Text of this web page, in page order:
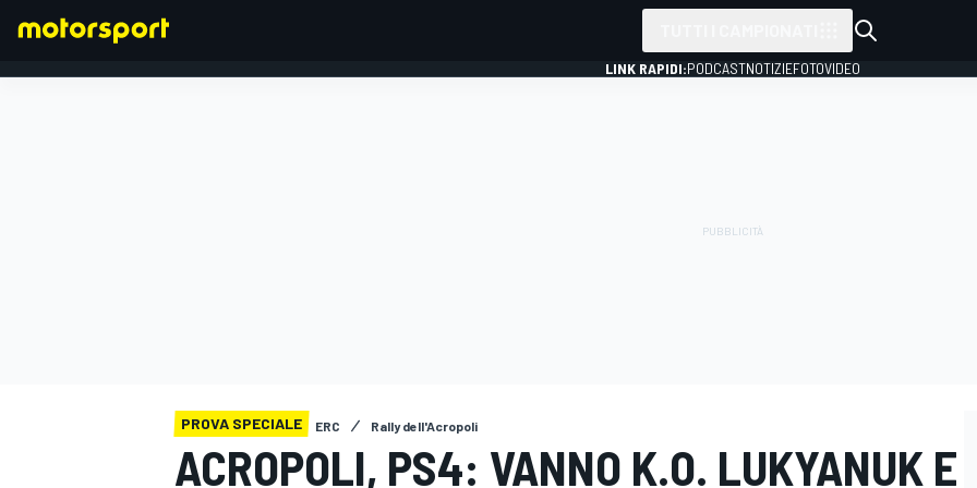
LINK RAPIDI:PODCASTNOTIZIEFOTOVIDEO
PROVA SPECIALE ERC Rally dell'Acropoli
ACROPOLI, PS4: VANNO K.O. LUKYANUK E